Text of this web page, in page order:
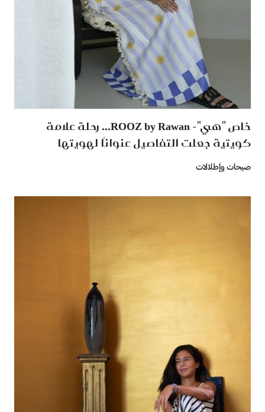
خاص "هي"- ROOZ by Rawan... رحلة علامة
كويتية جعلت التفاصيل عنوانًا لهويتها
صيحات وإطلالات